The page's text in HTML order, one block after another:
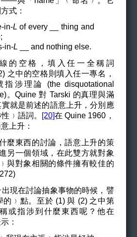
式：
in-L of every __ thing and
in-L
__ and nothing else.
的空格，填入任一全稱詞
之中的空格則填入任一專名，
涉理論 (the disquotational
。Quine 對 Tarski 的真理與滿
就是前述的語意上升，分別應
﹚語詞。
[20]在 Quine 1960，
上升：
麼東西的討論，語意上升的策
另一個領域，在此雙方就對象
與對象相關的條件擁有較佳的
現在討論抽象事物的時候，譬
的﹚點。至於 (1) 與 (2) 之中第
或指涉到什麼東西呢？他在
：